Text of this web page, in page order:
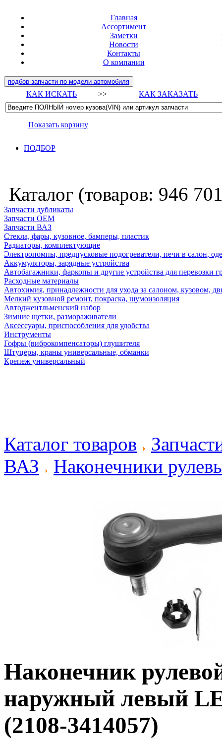
Главная
Ассортимент
Заметки
Новости
Контакты
О компании
подбор запчасти по модели автомобиля
КАК ИСКАТЬ >> КАК ЗАКАЗАТЬ
Показать корзину
ПОДБОР
Каталог (товаров: 946
Запчасти дубликаты
Запчасти ОЕМ
Запчасти ВАЗ
Стекла, фары, кузовное, бамперы, пластик
Радиаторы, комплектующие
Электропомпы, предпусковые подогреватели, печи в салон,
Аккумуляторы, зарядные устройства
Автобагажники, фаркопы и другие устройства для перевозки
Расходные материалы
Автохимия, принадлежности для ухода за салоном, кузовом,
Мелкий кузовной ремонт, покраска, шумоизоляция
Автоджентльменский набор
Зимние щетки, размораживатели
Аксессуары, приспособления для удобства
Инструменты
Гофры (виброкомпенсаторы) глушителя
Штуцеры, краны универсальные, обманки
Крепеж универсальный
Каталог товаров
ВАЗ
Наконечники
Наконечник
наружный левый
(2108-3414057)